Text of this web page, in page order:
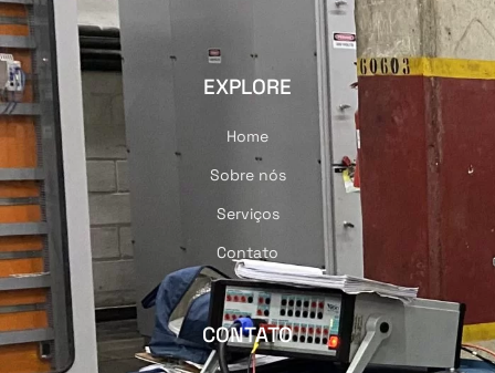
EXPLORE
Home
Sobre nós
Serviços
Contato
CONTATO